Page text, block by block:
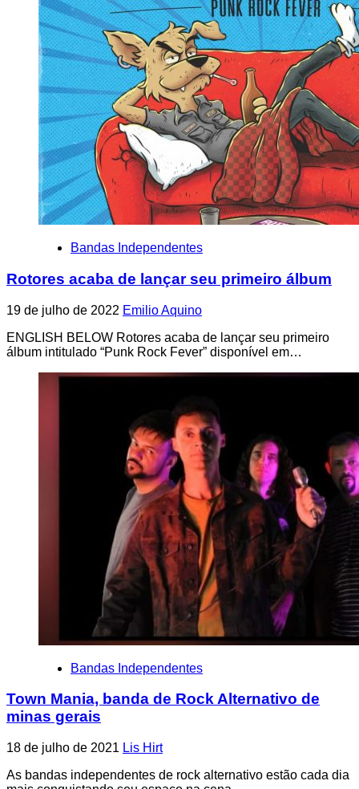
Bandas Independentes
Rotores acaba de lançar seu primeiro álbum
19 de julho de 2022 Emilio Aquino
ENGLISH BELOW Rotores acaba de lançar seu primeiro
álbum intitulado “Punk Rock Fever” disponível em…
Bandas Independentes
Town Mania, banda de Rock Alternativo de
minas gerais
18 de julho de 2021 Lis Hirt
As bandas independentes de rock alternativo estão cada dia